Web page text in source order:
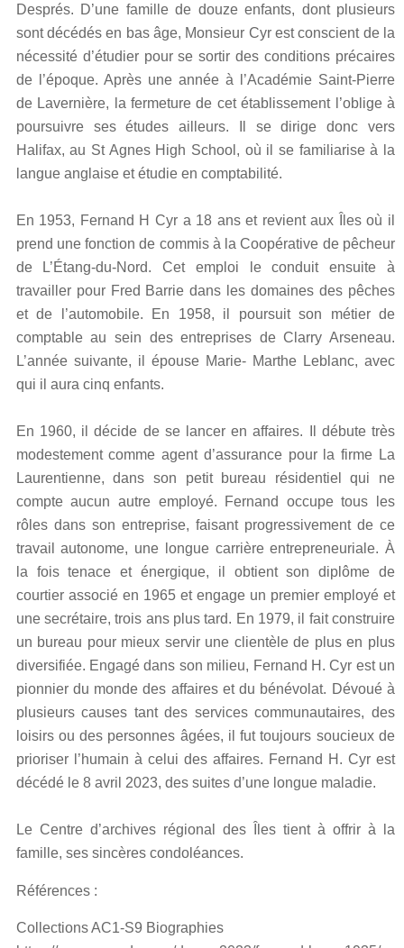
Després. D’une famille de douze enfants, dont plusieurs
sont décédés en bas âge, Monsieur Cyr est conscient de la
nécessité d’étudier pour se sortir des conditions précaires
de l’époque. Après une année à l’Académie Saint-Pierre
de Lavernière, la fermeture de cet établissement l’oblige à
poursuivre ses études ailleurs. Il se dirige donc vers
Halifax, au St Agnes High School, où il se familiarise à la
langue anglaise et étudie en comptabilité.
En 1953, Fernand H Cyr a 18 ans et revient aux Îles où il
prend une fonction de commis à la Coopérative de pêcheur
de L’Étang-du-Nord. Cet emploi le conduit ensuite à
travailler pour Fred Barrie dans les domaines des pêches
et de l’automobile. En 1958, il poursuit son métier de
comptable au sein des entreprises de Clarry Arseneau.
L’année suivante, il épouse Marie- Marthe Leblanc, avec
qui il aura cinq enfants.
En 1960, il décide de se lancer en affaires. Il débute très
modestement comme agent d’assurance pour la firme La
Laurentienne, dans son petit bureau résidentiel qui ne
compte aucun autre employé. Fernand occupe tous les
rôles dans son entreprise, faisant progressivement de ce
travail autonome, une longue carrière entrepreneuriale. À
la fois tenace et énergique, il obtient son diplôme de
courtier associé en 1965 et engage un premier employé et
une secrétaire, trois ans plus tard. En 1979, il fait construire
un bureau pour mieux servir une clientèle de plus en plus
diversifiée. Engagé dans son milieu, Fernand H. Cyr est un
pionnier du monde des affaires et du bénévolat. Dévoué à
plusieurs causes tant des services communautaires, des
loisirs ou des personnes âgées, il fut toujours soucieux de
prioriser l’humain à celui des affaires. Fernand H. Cyr est
décédé le 8 avril 2023, des suites d’une longue maladie.
Le Centre d’archives régional des Îles tient à offrir à la
famille, ses sincères condoléances.
Références :
Collections AC1-S9 Biographies